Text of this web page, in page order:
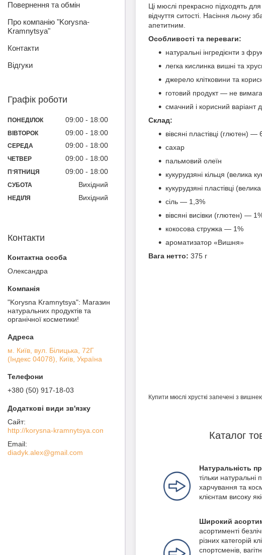
Ці мюслі прекрасно підходять
відчуття ситості. Насіння
апетитним.
Особливості та переваги:
натуральні інгредієнти з
легка кислинка вишні та
джерело клітковини та
готовий продукт — не
смачний і корисний варіант
Склад:
вівсяні пластівці (глютен) —
сахар
пальмовий олеїн
кукурудзяні кільця (велика
кукурудзяні пластівці
сіль — 1,3%
вівсяні висівки (глютен) —
кокосова стружка — 1%
ароматизатор «Вишня»
Вага нетто: 375 г
Купити мюслі хрусткі запечені з
Каталог
Натуральність
тільки натуральні
харчування та
клієнтам високу
Широкий
асортименті
різних категорій
спортсменів,
Повернення та обмін
Про компанію "Korysna-
Kramnytsya"
Контакти
Відгуки
Графік роботи
ПОНЕДІЛОК 09:00 18:00
ВІВТОРОК 09:00 18:00
СЕРЕДА 09:00 18:00
ЧЕТВЕР 09:00 18:00
ПʼЯТНИЦЯ 09:00 18:00
СУБОТА Вихідний
НЕДІЛЯ Вихідний
Контакти
Олександра
"Korysna Kramnytsya": Магазин
натуральних продуктів та
органічної косметики!
м. Київ, вул. Білицька, 72Г
(Індекс 04078), Київ, Україна
+380 (50) 917-18-03
http://korysna-kramnytsya.com
diadyk.alex@gmail.com